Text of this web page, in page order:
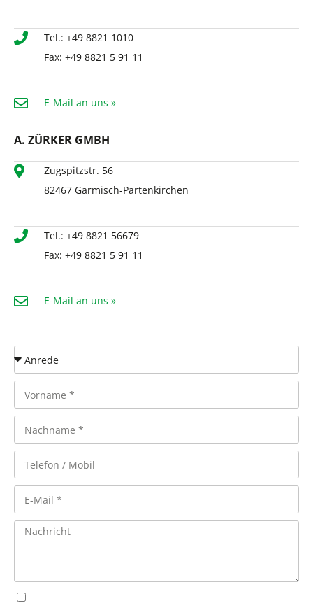
Widerrufsrecht
Tel.: +49 8821 1010
Fax: +49 8821 5 91 11
E-Mail an uns »
A. ZÜRKER GMBH
Zugspitzstr. 56
82467 Garmisch-Partenkirchen
Tel.: +49 8821 56679
Fax: +49 8821 5 91 11
E-Mail an uns »